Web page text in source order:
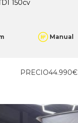
150cv
Manual
PRECIO44.990€